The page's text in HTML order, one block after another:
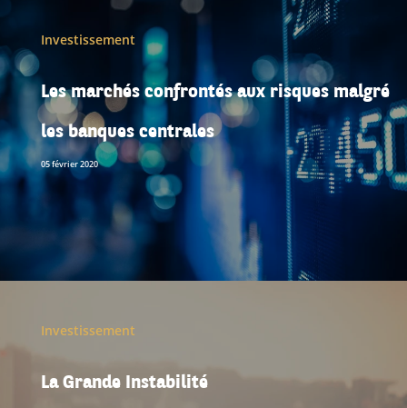
Investissement
Les marchés confrontés aux risques malgré
les banques centrales
05 février 2020
Investissement
La Grande Instabilité